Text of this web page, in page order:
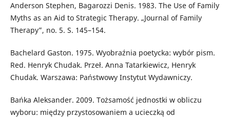
Anderson Stephen, Bagarozzi Denis. 1983. The Use of Family
Myths as an Aid to Strategic Therapy. „Journal of Family
Therapy”, no. 5. S. 145–154.
Bachelard Gaston. 1975. Wyobraźnia poetycka: wybór pism.
Red. Henryk Chudak. Przeł. Anna Tatarkiewicz, Henryk
Chudak. Warszawa: Państwowy Instytut Wydawniczy.
Bańka Aleksander. 2009. Tożsamość jednostki w obliczu
wyboru: między przystosowaniem a ucieczką od